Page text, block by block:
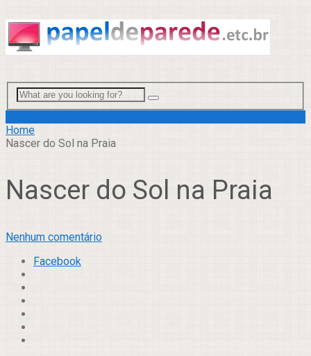
Home
Nascer do Sol na Praia
Nascer do Sol na Praia
Nenhum comentário
Facebook